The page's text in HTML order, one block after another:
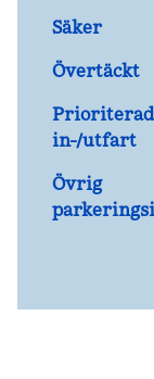
Säker
Övertäckt
Prioriterad
in-/utfart
Övrig